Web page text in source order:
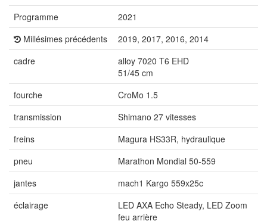
Programme
2021
Millésimes précédents
2019, 2017, 2016, 2014
cadre
alloy 7020 T6 EHD
51/45 cm
fourche
CroMo 1.5
transmission
Shimano 27 vitesses
freins
Magura HS33R, hydraulique
pneu
Marathon Mondial 50-559
jantes
mach1 Kargo 559x25c
éclairage
LED AXA Echo Steady, LED Zoom
feu arrière